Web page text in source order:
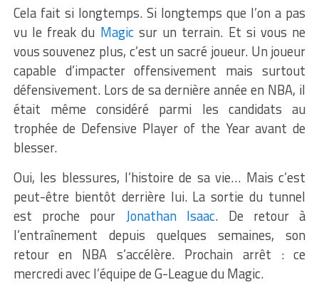
Cela fait si longtemps. Si longtemps que l’on a pas
vu le freak du Magicsur un terrain. Et si vous ne
vous souvenez plus, c’est un sacré joueur. Un joueur
capable d’impacter offensivement mais surtout
défensivement. Lors de sa dernière année en NBA, il
était même considéré parmi les candidats au
trophée de Defensive Player of the Year avant de
blesser.
Oui, les blessures, l’histoire de sa vie… Mais c’est
peut-être bientôt derrière lui.La sortie du tunnel
est proche pour Jonathan Isaac. De retour à
l’entraînement depuis quelques semaines, son
retour en NBA s’accélère. Prochain arrêt :ce
mercredi avec l’équipe deG-Leaguedu Magic.